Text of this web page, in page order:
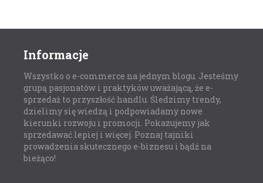
Informacje
Wszystko o e-commerce na jednym blogu. Jesteśmy
grupą pasjonatów i praktyków uważającą, że e-
sprzedaż to przyszłość handlu. Śledzimy trendy,
dzielimy się wiedzą i podpowiadamy nowe
kierunki rozwoju i promocji. Pokazujemy jak
sprzedawać lepiej i więcej. Poznaj tajniki
prowadzenia skutecznego e-biznesu i bądź na
bieżąco!